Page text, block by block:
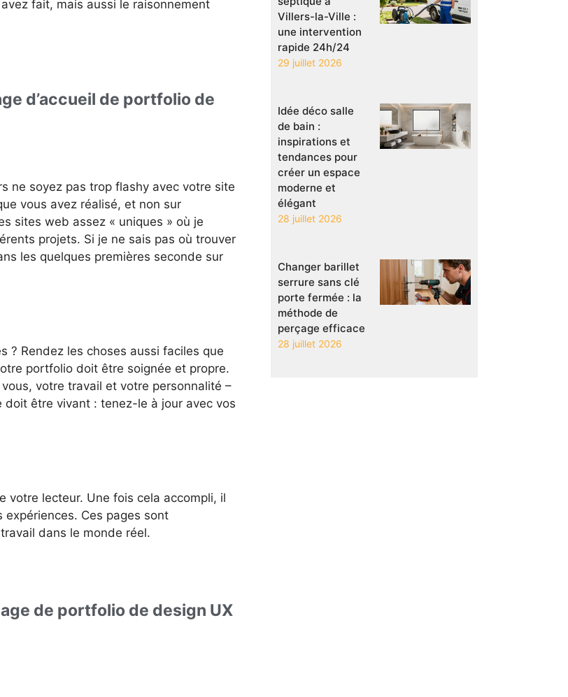
fait, mais aussi le raisonnement
d’accueil de portfolio de
ne soyez pas trop flashy avec votre site
vous avez réalisé, et non sur
sites web assez « uniques » où je
projets. Si je ne sais pas où trouver
les quelques premières seconde sur
? Rendez les choses aussi faciles que
portfolio doit être soignée et propre.
votre travail et votre personnalité –
doit être vivant : tenez-le à jour avec vos
votre lecteur. Une fois cela accompli, il
Ces pages sont
dans le monde réel.
de portfolio de design UX
Villers-la-Ville :
une intervention
rapide 24h/24
29 juillet 2026
Idée déco salle
de bain :
inspirations et
tendances pour
créer un espace
moderne et
élégant
28 juillet 2026
Changer barillet
serrure sans clé
porte fermée : la
méthode de
perçage efficace
28 juillet 2026